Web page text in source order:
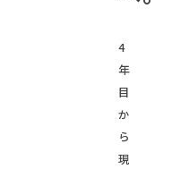
4
年
目
か
ら
現